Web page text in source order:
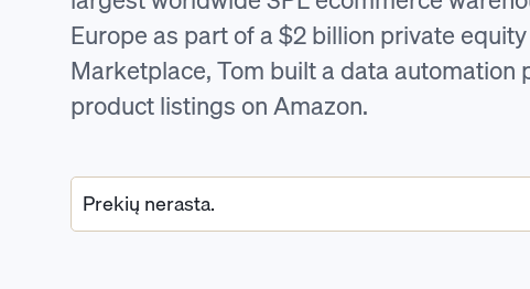
Europe as part of a $2 billion private
Marketplace, Tom built a data
product listings on Amazon.
Prekių nerasta.